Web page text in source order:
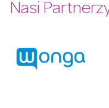
Nasi